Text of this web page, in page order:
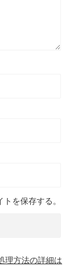
を保存する。
理方法の詳細は